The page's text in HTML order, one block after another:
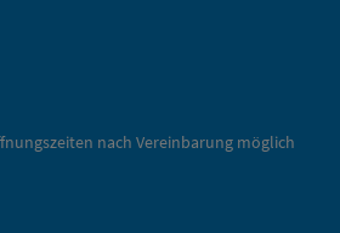
nach Vereinbarung möglich